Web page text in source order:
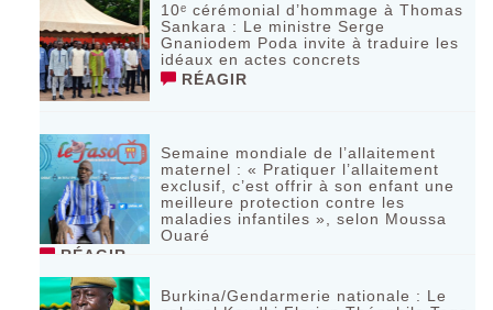
10ᵉ cérémonial d’hommage à Thomas
Sankara : Le ministre Serge
Gnaniodem Poda invite à traduire les
idéaux en actes concrets
RÉAGIR
Semaine mondiale de l’allaitement
maternel : « Pratiquer l’allaitement
exclusif, c’est offrir à son enfant une
meilleure protection contre les
maladies infantiles », selon Moussa
Ouaré
RÉAGIR
Burkina/Gendarmerie nationale : Le